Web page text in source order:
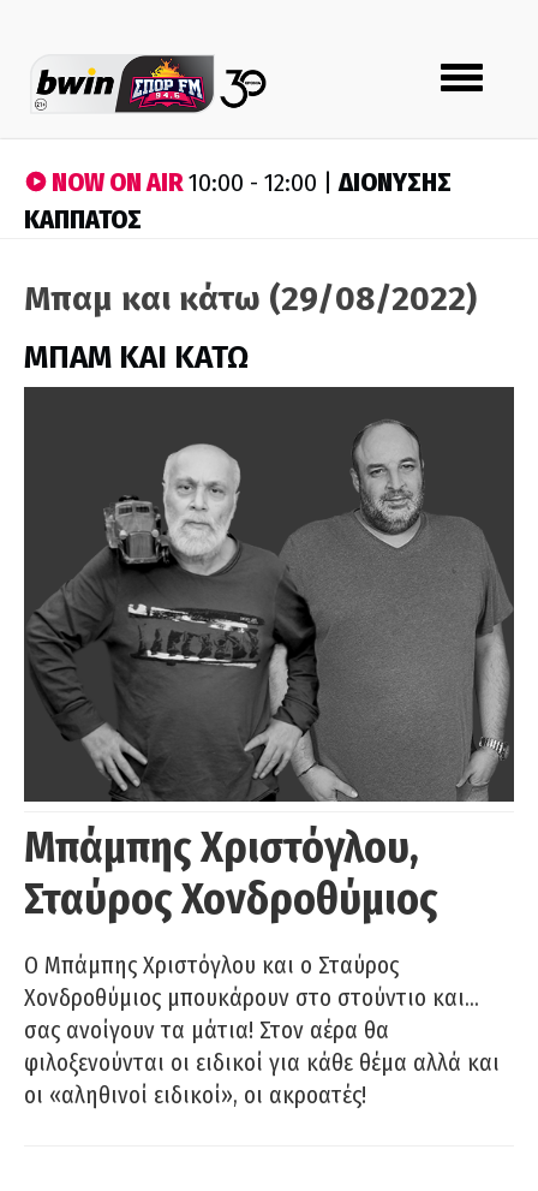
Toggle
navigation
NOW ON AIR10:00 - 12:00 |ΔΙΟΝΥΣΗΣ
ΚΑΠΠΑΤΟΣ
Μπαμ και κάτω (29/08/2022)
ΜΠΑΜ ΚΑΙ ΚΑΤΩ
Μπάμπης Χριστόγλου,
Σταύρος Χονδροθύμιος
O Μπάμπης Χριστόγλου και ο Σταύρος
Χονδροθύμιος μπουκάρουν στο στούντιο και…
σας ανοίγουν τα μάτια! Στον αέρα θα
φιλοξενούνται οι ειδικοί για κάθε θέμα αλλά και
οι «αληθινοί ειδικοί», οι ακροατές!